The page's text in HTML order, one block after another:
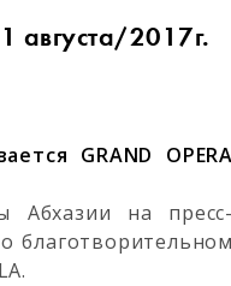
августа/2017г.
GRAND
Абхазии на